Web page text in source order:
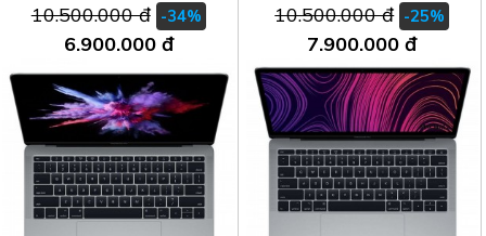
10.500.000 đ -34%
6.900.000 đ
10.500.000 đ -25%
7.900.000 đ